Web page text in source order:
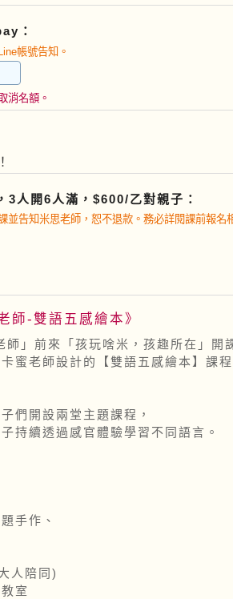
：
帳號告知。
消名額。
3人開6人滿，$600/乙對親子：
並告知米思老師，恕不退款。務必詳閱課前報名
師-雙語五感繪本》
師」前來「孩玩啥米，孩趣所在」開
蜜老師設計的【雙語五感繪本】課
們開設兩堂主題課程，
持續透過感官體驗學習不同語言。
手作、
人陪同)
室